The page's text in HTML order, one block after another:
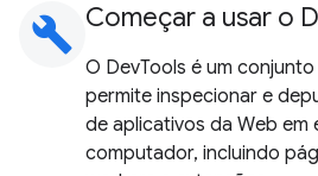
build Começar a usar o
O DevTools é um
permite inspecionar e
de aplicativos da Web em
computador, incluindo